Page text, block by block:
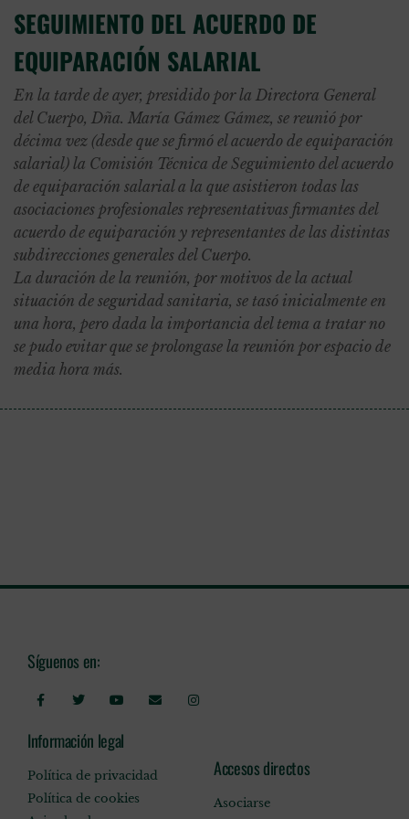
SEGUIMIENTO DEL ACUERDO DE
EQUIPARACIÓN SALARIAL
En la tarde de ayer, presidido por la Directora General
del Cuerpo, Dña. María Gámez Gámez, se reunió por
décima vez (desde que se firmó el acuerdo de equiparación
salarial) la Comisión Técnica de Seguimiento del acuerdo
de equiparación salarial a la que asistieron todas las
asociaciones profesionales representativas firmantes del
acuerdo de equiparación y representantes de las distintas
subdirecciones generales del Cuerpo.
La duración de la reunión, por motivos de la actual
situación de seguridad sanitaria, se tasó inicialmente en
una hora, pero dada la importancia del tema a tratar no
se pudo evitar que se prolongase la reunión por espacio de
media hora más.
Síguenos en:
Información legal
Política de privacidad
Política de cookies
Accesos directos
Asociarse